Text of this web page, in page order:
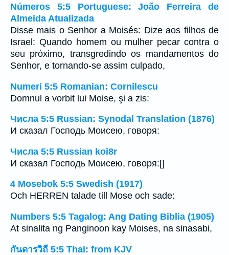
Números 5:5 Portuguese: João Ferreira de
Almeida Atualizada
Disse mais o Senhor a Moisés: Dize aos filhos de
Israel: Quando homem ou mulher pecar contra o
seu próximo, transgredindo os mandamentos do
Senhor, e tornando-se assim culpado,
Numeri 5:5 Romanian: Cornilescu
Domnul a vorbit lui Moise, şi a zis:
Числа 5:5 Russian: Synodal Translation (1876)
И сказал Господь Моисею, говоря:
Числа 5:5 Russian koi8r
И сказал Господь Моисею, говоря:[]
4 Mosebok 5:5 Swedish (1917)
Och HERREN talade till Mose och sade:
Numbers 5:5 Tagalog: Ang Dating Biblia (1905)
At sinalita ng Panginoon kay Moises, na sinasabi,
กันดารวิถี 5:5 Thai: from KJV